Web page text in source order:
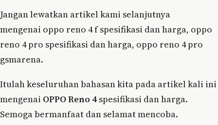
Jangan lewatkan artikel kami selanjutnya
mengenai oppo reno 4 f spesifikasi dan harga, oppo
reno 4 pro spesifikasi dan harga, oppo reno 4 pro
gsmarena.
Itulah keseluruhan bahasan kita pada artikel kali ini
mengenai OPPO Reno 4 spesifikasi dan harga.
Semoga bermanfaat dan selamat mencoba.